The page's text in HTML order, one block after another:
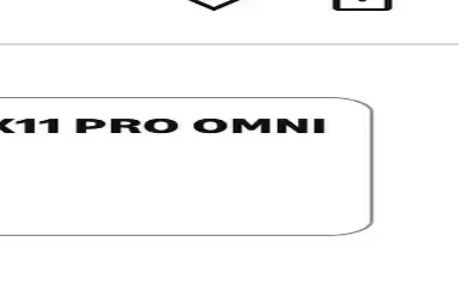
gibi kriterler karşılaştırılarak seçim süreci
modellerle pazar genişleyebilir.
modellerle karşılaştırmaları detaylıca inceleniyor.